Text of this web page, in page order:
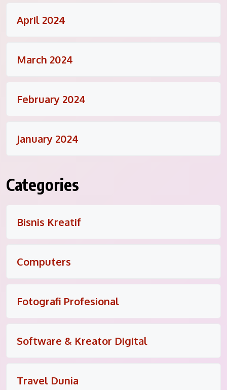
April 2024
March 2024
February 2024
January 2024
Categories
Bisnis Kreatif
Computers
Fotografi Profesional
Software & Kreator Digital
Travel Dunia